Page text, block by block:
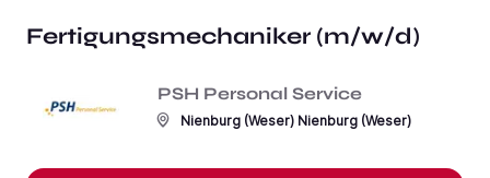
Fertigungsmechaniker (m/w/d)
PSH Personal Service
Nienburg (Weser) Nienburg (Weser)